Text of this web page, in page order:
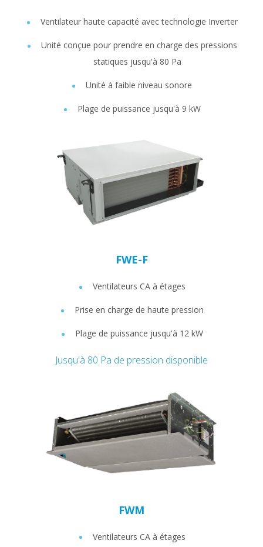
Ventilateur haute capacité avec technologie Inverter
Unité conçue pour prendre en charge des pressions
statiques jusqu'à 80 Pa
Unité à faible niveau sonore
Plage de puissance jusqu'à 9 kW
FWE-F
Ventilateurs CA à étages
Prise en charge de haute pression
Plage de puissance jusqu'à 12 kW
Jusqu'à 80 Pa de pression disponible
FWM
Ventilateurs CA à étages